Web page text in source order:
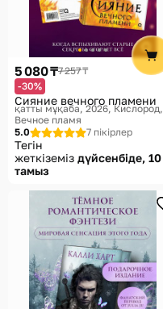
5 080 ₸7 257 ₸
-30%
Сияние вечного пламени
қатты мұқаба, 2026 Кислород,
Вечное пламя
5.0
7 пікірлер
Тегін
жеткіземіз дүйсенбіде, 10
тамыз